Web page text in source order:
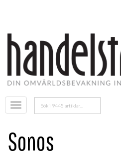
Öppna
menyn
Sök
efter:
Sonos